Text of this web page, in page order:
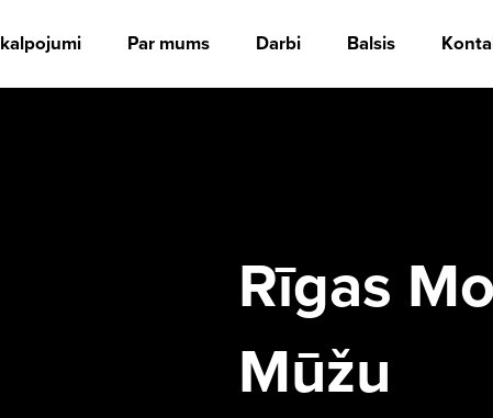
Par mums Darbi Balsis
Rīgas
Mūžu